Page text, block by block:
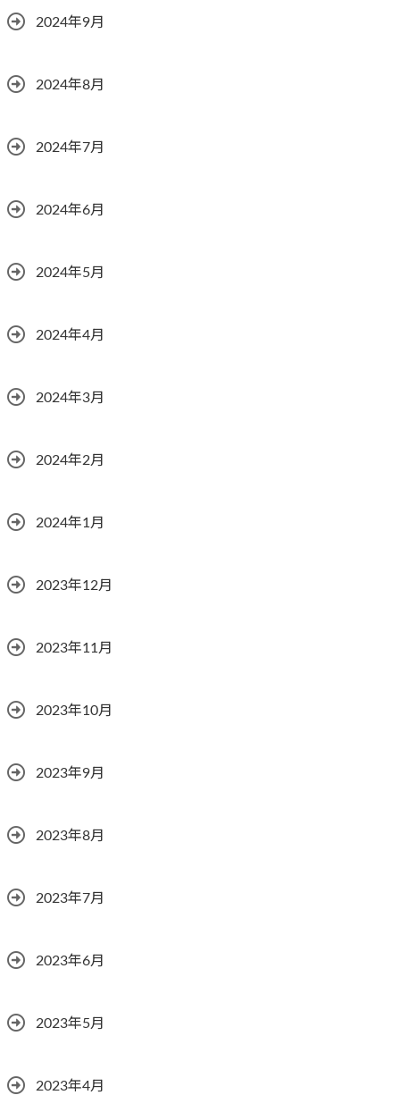
2024年9月
2024年8月
2024年7月
2024年6月
2024年5月
2024年4月
2024年3月
2024年2月
2024年1月
2023年12月
2023年11月
2023年10月
2023年9月
2023年8月
2023年7月
2023年6月
2023年5月
2023年4月